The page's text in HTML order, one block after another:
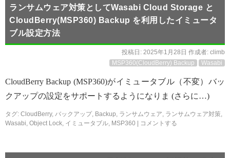
ランサムウェア対策としてWasabi Cloud Storage と
CloudBerry(MSP360) Backup を利用したイミュータ
ブル設定方法
投稿日: 2025年1月28日 作成者: climb
MSP360(CloudBerry) Backup
Wasabi
CloudBerry Backup (MSP360)がイミュータブル（不変）バッ
クアップの設定をサポートするようになりま (さらに…)
タグ: CloudBerry, バックアップ, Backup, ランサムウェア, ランサムウェア対策,
Wasabi, Object Lock, イミュータブル, MSP360 コメントする